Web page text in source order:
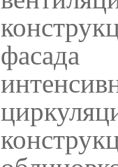
фасада